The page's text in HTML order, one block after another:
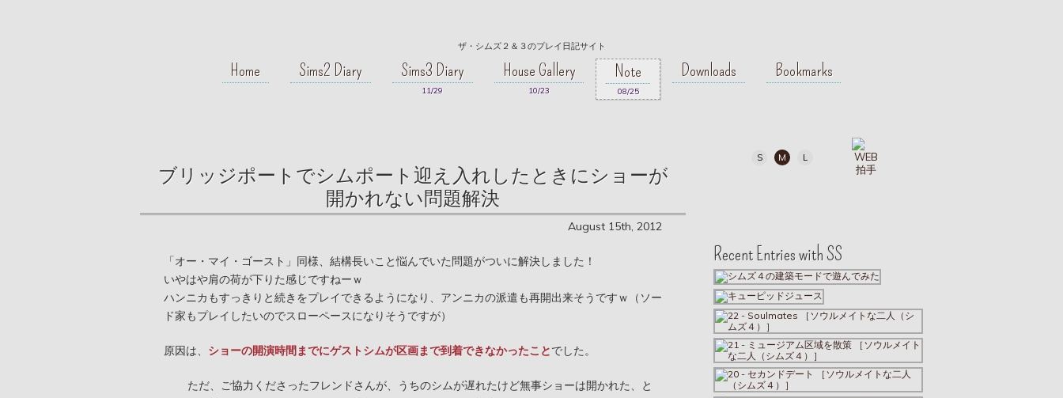
ザ・シムズ２＆３のプレイ日記サイト
Home Sims2 Diary Sims3 Diary
11/29
House Gallery
10/23
Note
08/25
Downloads Bookmarks
ブリッジポートでシムポート迎え入れしたときにショーが
開かれない問題解決
August 15th, 2012
「オー・マイ・ゴースト」同様、結構長いこと悩んでいた問題がついに解決しました！
いやはや肩の荷が下りた感じですねーｗ
ハンニカもすっきりと続きをプレイできるようになり、アンニカの派遣も再開出来そうですｗ（ソー
ド家もプレイしたいのでスローペースになりそうですが）
原因は、 ショーの開演時間までにゲストシムが区画まで到着できなかったことでした。
ただ、ご協力くださったフレンドさんが、うちのシムが遅れたけど無事ショーは開かれた、と
S M L
Recent Entries with SS